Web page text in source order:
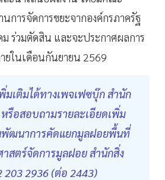
การจัดการขยะจากองค์กรภาครัฐ
ร่วมตัดสิน และจะประกาศผลการ
ยในเดือนกันยายน 2569
มเติมได้ทางเพจเฟซบุ๊ก สำนัก
รือสอบถามรายละเอียดเพิ่ม
พัฒนาการคัดแยกมูลฝอยพื้นที่
สตร์จัดการมูลฝอย สำนักสิ่ง
203 2936 (ต่อ 2443)